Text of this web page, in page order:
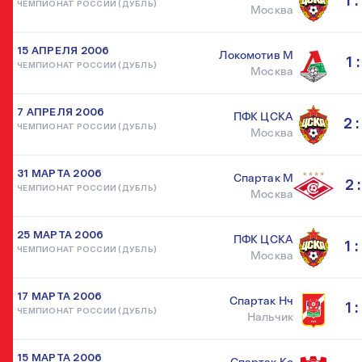
ЧЕМПИОНАТ РОССИИ (ДУБЛЬ)
Москва
15 АПРЕЛЯ 2006
ЧЕМПИОНАТ РОССИИ (ДУБЛЬ)
Локомотив М
Москва
1
7 АПРЕЛЯ 2006
ЧЕМПИОНАТ РОССИИ (ДУБЛЬ)
ПФК ЦСКА
Москва
2
31 МАРТА 2006
ЧЕМПИОНАТ РОССИИ (ДУБЛЬ)
Спартак М
Москва
2
25 МАРТА 2006
ЧЕМПИОНАТ РОССИИ (ДУБЛЬ)
ПФК ЦСКА
Москва
1
17 МАРТА 2006
ЧЕМПИОНАТ РОССИИ (ДУБЛЬ)
Спартак Нч
Нальчик
1
15 МАРТА 2006